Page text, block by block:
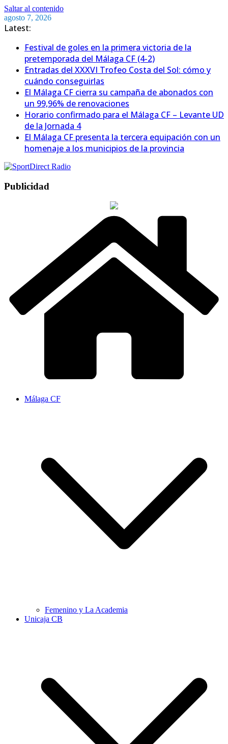
Saltar al contenido
agosto 7, 2026
Latest:
Festival de goles en la primera victoria de la
pretemporada del Málaga CF (4-2)
Entradas del XXXVI Trofeo Costa del Sol: cómo y
cuándo conseguirlas
El Málaga CF cierra su campaña de abonados con
un 99,96% de renovaciones
Horario confirmado para el Málaga CF – Levante UD
de la Jornada 4
El Málaga CF presenta la tercera equipación con un
homenaje a los municipios de la provincia
Publicidad
Málaga CF
Femenino y La Academia
Unicaja CB